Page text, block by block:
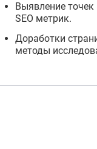
Выявление точек
SEO метрик.
Доработки
методы